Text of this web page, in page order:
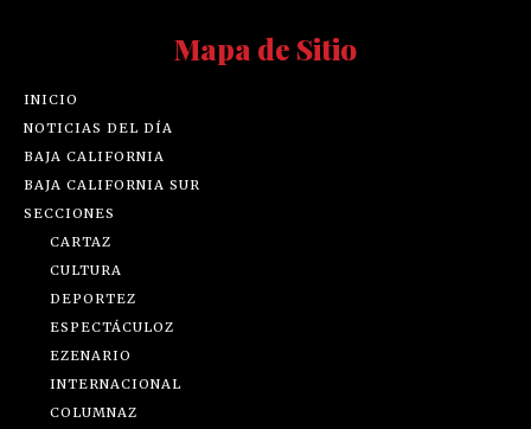
Mapa de Sitio
INICIO
NOTICIAS DEL DÍA
BAJA CALIFORNIA
BAJA CALIFORNIA SUR
SECCIONES
CARTAZ
CULTURA
DEPORTEZ
ESPECTÁCULOZ
EZENARIO
INTERNACIONAL
COLUMNAZ